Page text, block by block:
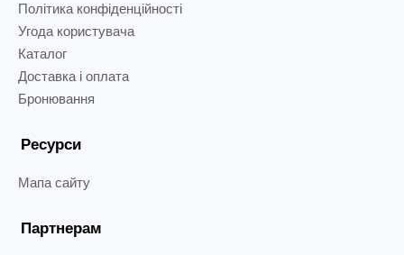
Політика конфіденційності
Угода користувача
Каталог
Доставка і оплата
Бронювання
Ресурси
Мапа сайту
Партнерам